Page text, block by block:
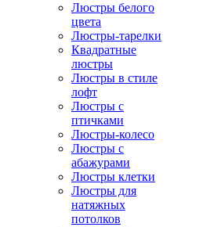
Люстры белого
цвета
Люстры-тарелки
Квадратные
люстры
Люстры в стиле
лофт
Люстры с
птичками
Люстры-колесо
Люстры с
абажурами
Люстры клетки
Люстры для
натяжных
потолков